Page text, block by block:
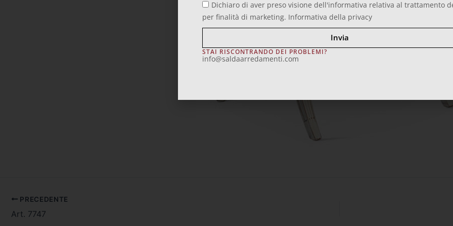
PRECEDENTE
Art. 7747
Dichiaro di aver preso visione dell'informativa relativa al trattamento
per finalità di marketing. Informativa della privacy
Invia
STAI RISCONTRANDO DEI PROBLEMI?
info@saldaarredamenti.com